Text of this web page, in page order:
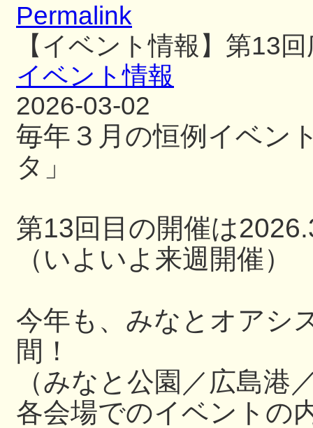
Permalink
【イベント情報】第13
イベント情報
2026-03-02
毎年３月の恒例イベン
タ」
第13回目の開催は
（いよいよ来週開催）
今年も、みなとオアシ
間！
（みなと公園／広島港
各会場でのイベントの